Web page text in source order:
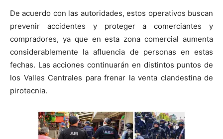
De acuerdo con las autoridades, estos operativos buscan
prevenir accidentes y proteger a comerciantes y
compradores, ya que en esta zona comercial aumenta
considerablemente la afluencia de personas en estas
fechas. Las acciones continuarán en distintos puntos de
los Valles Centrales para frenar la venta clandestina de
pirotecnia.